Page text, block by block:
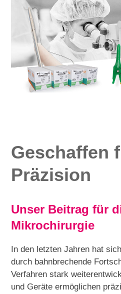
Geschaffen
Präzision
Unser Beitrag für
Mikrochirurgie
In den letzten Jahren hat
durch bahnbrechende
Verfahren stark
und Geräte ermöglichen